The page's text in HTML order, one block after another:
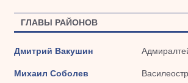
ГЛАВЫ РАЙОНОВ
Дмитрий Вакушин
Михаил Соболев